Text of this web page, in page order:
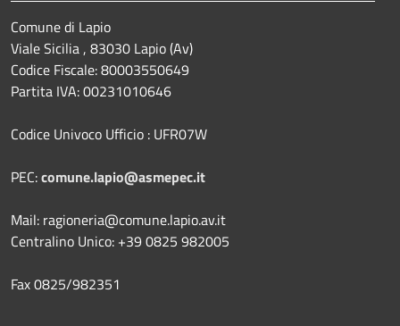
Comune di Lapio
Viale Sicilia , 83030 Lapio (Av)
Codice Fiscale: 80003550649
Partita IVA: 00231010646
Codice Univoco Ufficio : UFR07W
PEC:comune.lapio@asmepec.it
Mail: ragioneria@comune.lapio.av.it
Centralino Unico: +39 0825 982005
Fax 0825/982351